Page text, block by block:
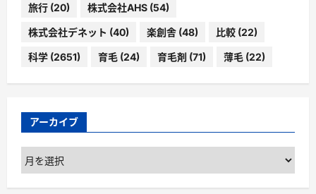
旅行 (20) 株式会社AHS (54)
株式会社デネット (40) 楽創舎 (48) 比較 (22)
科学 (2651) 育毛 (24) 育毛剤 (71) 薄毛 (22)
アーカイブ
ア
ー
カ